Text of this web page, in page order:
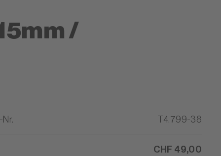
/
T4.799-38
CHF 49,00